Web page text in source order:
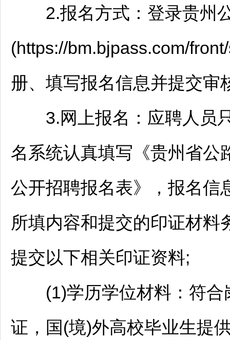
2.报名方式：登录贵州
(https://bm.bjpass.com/
册、填写报名信息并提交审
3.网上报名：应聘人员只
名系统认真填写《贵州省公
公开招聘报名表》，报名信
所填内容和提交的印证材料
提交以下相关印证资料;
(1)学历学位材料：符合
证，国(境)外高校毕业生提